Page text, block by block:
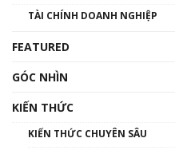
TÀI CHÍNH DOANH NGHIỆP
FEATURED
GÓC NHÌN
KIẾN THỨC
KIẾN THỨC CHUYÊN SÂU